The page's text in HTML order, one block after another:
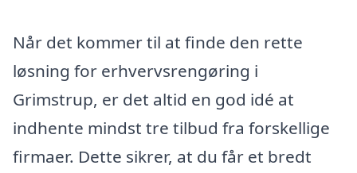
Når det kommer til at finde den rette
løsning for erhvervsrengøring i
Grimstrup, er det altid en god idé at
indhente mindst tre tilbud fra forskellige
firmaer. Dette sikrer, at du får et bredt